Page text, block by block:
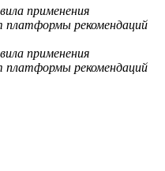
поддержке
связи и массовых
в области медиа;